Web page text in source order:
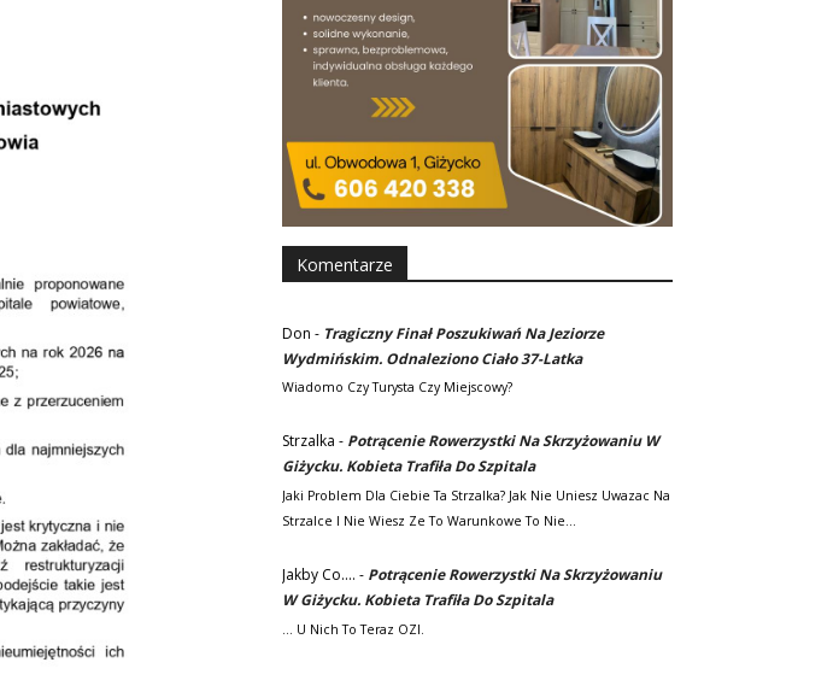
Komentarze
Don - Tragiczny Finał Poszukiwań Na Jeziorze
Wydmińskim. Odnaleziono Ciało 37-Latka
Wiadomo Czy Turysta Czy Miejscowy?
Strzalka - Potrącenie Rowerzystki Na Skrzyżowaniu W
Giżycku. Kobieta Trafiła Do Szpitala
Jaki Problem Dla Ciebie Ta Strzalka? Jak Nie Uniesz Uwazac Na
Strzalce I Nie Wiesz Ze To Warunkowe To Nie…
Jakby Co.... - Potrącenie Rowerzystki Na Skrzyżowaniu
W Giżycku. Kobieta Trafiła Do Szpitala
... U Nich To Teraz OZI.